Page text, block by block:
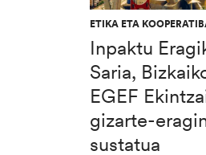
ETIKA ETA
Inpaktu
Saria,
EGEF
gizarte-
sustatua